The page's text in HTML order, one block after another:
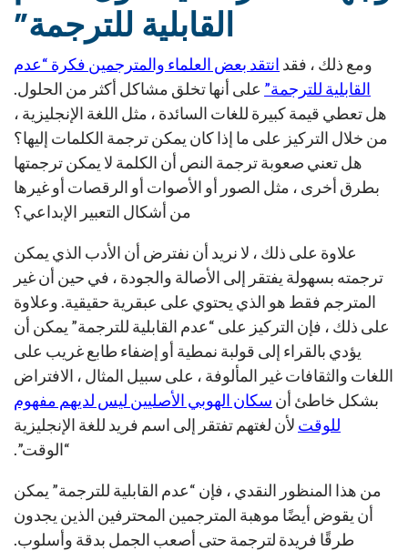
القابلية للترجمة”
ومع ذلك ، فقد انتقد بعض العلماء والمترجمين فكرة “عدم
القابلية للترجمة” على أنها تخلق مشاكل أكثر من الحلول.
هل تعطي قيمة كبيرة للغات السائدة ، مثل اللغة الإنجليزية ،
من خلال التركيز على ما إذا كان يمكن ترجمة الكلمات إليها؟
هل تعني صعوبة ترجمة النص أن الكلمة لا يمكن ترجمتها
بطرق أخرى ، مثل الصور أو الأصوات أو الرقصات أو غيرها
من أشكال التعبير الإبداعي؟
علاوة على ذلك ، لا نريد أن نفترض أن الأدب الذي يمكن
ترجمته بسهولة يفتقر إلى الأصالة والجودة ، في حين أن غير
المترجم فقط هو الذي يحتوي على عبقرية حقيقية. وعلاوة
على ذلك ، فإن التركيز على “عدم القابلية للترجمة” يمكن أن
يؤدي بالقراء إلى قولبة نمطية أو إضفاء طابع غريب على
اللغات والثقافات غير المألوفة ، على سبيل المثال ، الافتراض
بشكل خاطئ أن سكان الهوبي الأصليين ليس لديهم مفهوم
للوقت لأن لغتهم تفتقر إلى اسم فريد للغة الإنجليزية
“الوقت”.
من هذا المنظور النقدي ، فإن “عدم القابلية للترجمة” يمكن
أن يقوض أيضًا موهبة المترجمين المحترفين الذين يجدون
طرقًا فريدة لترجمة حتى أصعب الجمل بدقة وأسلوب.